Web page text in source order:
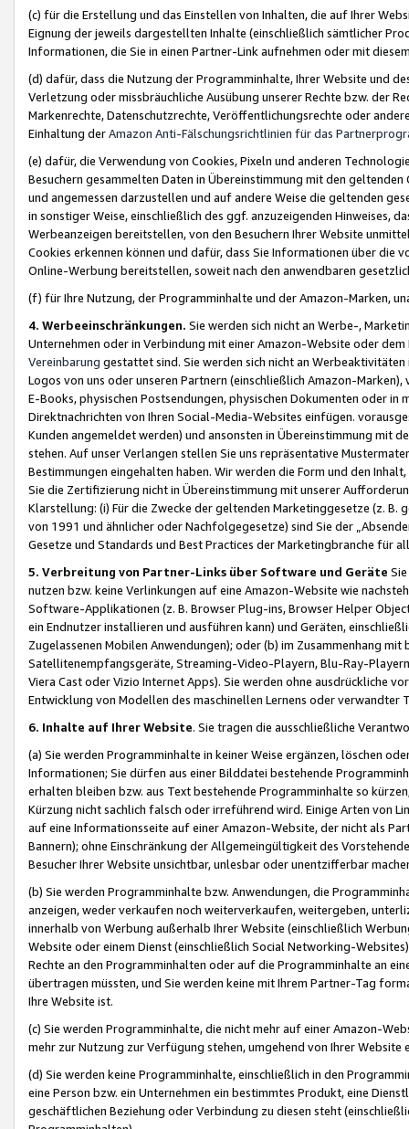
(c) für die Erstellung und das Einstellen von Inhalten, die auf Ihrer
Eignung der jeweils dargestellten Inhalte (einschließlich sämtlicher
Informationen, die Sie in einen Partner-Link aufnehmen oder mit
(d) dafür, dass die Nutzung der Programminhalte, Ihrer Website und
Verletzung oder missbräuchliche Ausübung unserer Rechte bzw. der
Markenrechte, Datenschutzrechte, Veröffentlichungsrechte oder
Einhaltung derAmazon Anti-Fälschungsrichtlinien für das
(e) dafür, die Verwendung von Cookies, Pixeln und anderen
Besuchern gesammelten Daten in Übereinstimmung mit den
und angemessen darzustellen und auf andere Weise die geltenden
in sonstiger Weise, einschließlich des ggf. anzuzeigenden Hinweises,
Werbeanzeigen bereitstellen, von den Besuchern Ihrer Website
Cookies erkennen können und dafür, dass Sie Informationen über die
Online-Werbung bereitstellen, soweit nach den anwendbaren
(f) für Ihre Nutzung, der Programminhalte und der Amazon-Marken,
4. Werbeeinschränkungen. Sie werden sich nicht an Werbe-,
Unternehmen oder in Verbindung mit einer Amazon-Website oder
Vereinbarung gestattet sind. Sie werden sich nicht an
Logos von uns oder unseren Partnern (einschließlich Amazon-
E-Books, physischen Postsendungen, physischen Dokumenten oder in
Direktnachrichten von Ihren Social-Media-Websites einfügen.
Kunden angemeldet werden) und ansonsten in Übereinstimmung mit
stehen. Auf unser Verlangen stellen Sie uns repräsentative
Bestimmungen eingehalten haben. Wir werden die Form und den
Sie die Zertifizierung nicht in Übereinstimmung mit unserer
Klarstellung: (i) Für die Zwecke der geltenden Marketinggesetze (z. B.
von 1991 und ähnlicher oder Nachfolgegesetze) sind Sie der
Gesetze und Standards und Best Practices der Marketingbranche für
5. Verbreitung von Partner-Links über Software und Geräte
nutzen bzw. keine Verlinkungen auf eine Amazon-Website wie
Software-Applikationen (z. B. Browser Plug-ins, Browser Helper
ein Endnutzer installieren und ausführen kann) und Geräten,
Zugelassenen Mobilen Anwendungen); oder (b) im Zusammenhang
Satellitenempfangsgeräte, Streaming-Video-Playern, Blu-Ray-
Viera Cast oder Vizio Internet Apps). Sie werden ohne ausdrückliche
Entwicklung von Modellen des maschinellen Lernens oder
6. Inhalte auf Ihrer Website. Sie tragen die ausschließliche
(a) Sie werden Programminhalte in keiner Weise ergänzen, löschen
Informationen; Sie dürfen aus einer Bilddatei bestehende
erhalten bleiben bzw. aus Text bestehende Programminhalte so
Kürzung nicht sachlich falsch oder irreführend wird. Einige Arten von
auf eine Informationsseite auf einer Amazon-Website, der nicht als
Bannern); ohne Einschränkung der Allgemeingültigkeit des
Besucher Ihrer Website unsichtbar, unlesbar oder unentzifferbar
(b) Sie werden Programminhalte bzw. Anwendungen, die
anzeigen, weder verkaufen noch weiterverkaufen, weitergeben,
innerhalb von Werbung außerhalb Ihrer Website (einschließlich
Website oder einem Dienst (einschließlich Social Networking-
Rechte an den Programminhalten oder auf die Programminhalte an
übertragen müssten, und Sie werden keine mit Ihrem Partner-Tag
Ihre Website ist.
(c) Sie werden Programminhalte, die nicht mehr auf einer Amazon-
mehr zur Nutzung zur Verfügung stehen, umgehend von Ihrer
(d) Sie werden keine Programminhalte, einschließlich in den
eine Person bzw. ein Unternehmen ein bestimmtes Produkt, eine
geschäftlichen Beziehung oder Verbindung zu diesen steht